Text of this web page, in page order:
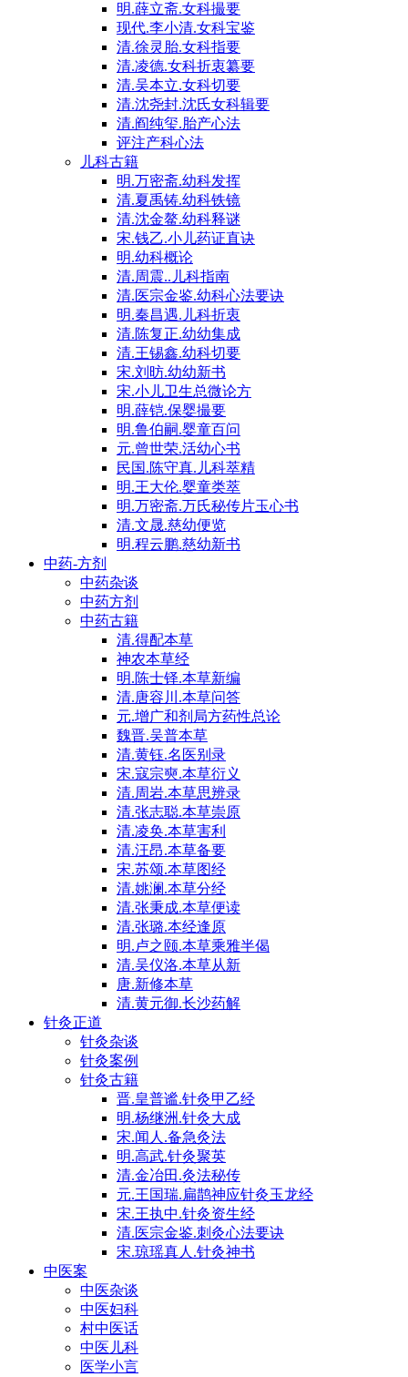
明.薛立斋.女科撮要
现代.李小清.女科宝鉴
清.徐灵胎.女科指要
清.凌德.女科折衷纂要
清.吴本立.女科切要
清.沈尧封.沈氏女科辑要
清.阎纯玺.胎产心法
评注产科心法
儿科古籍
明.万密斋.幼科发挥
清.夏禹铸.幼科铁镜
清.沈金鳌.幼科释谜
宋.钱乙.小儿药证直诀
明.幼科概论
清.周震..儿科指南
清.医宗金鉴.幼科心法要诀
明.秦昌遇.儿科折衷
清.陈复正.幼幼集成
清.王锡鑫.幼科切要
宋.刘昉.幼幼新书
宋.小儿卫生总微论方
明.薛铠.保婴撮要
明.鲁伯嗣.婴童百问
元.曾世荣.活幼心书
民国.陈守真.儿科萃精
明.王大伦.婴童类萃
明.万密斋.万氏秘传片玉心书
清.文晟.慈幼便览
明.程云鹏.慈幼新书
中药-方剂
中药杂谈
中药方剂
中药古籍
清.得配本草
神农本草经
明.陈士铎.本草新编
清.唐容川.本草问答
元.增广和剂局方药性总论
魏晋.吴普本草
清.黄钰.名医别录
宋.寇宗奭.本草衍义
清.周岩.本草思辨录
清.张志聪.本草崇原
清.凌奂.本草害利
清.汪昂.本草备要
宋.苏颂.本草图经
清.姚澜.本草分经
清.张秉成.本草便读
清.张璐.本经逢原
明.卢之颐.本草乘雅半偈
清.吴仪洛.本草从新
唐.新修本草
清.黄元御.长沙药解
针灸正道
针灸杂谈
针灸案例
针灸古籍
晋.皇普谧.针灸甲乙经
明.杨继洲.针灸大成
宋.闻人.备急灸法
明.高武.针灸聚英
清.金冶田.灸法秘传
元.王国瑞.扁鹊神应针灸玉龙经
宋.王执中.针灸资生经
清.医宗金鉴.刺灸心法要诀
宋.琼瑶真人.针灸神书
中医案
中医杂谈
中医妇科
村中医话
中医儿科
医学小言